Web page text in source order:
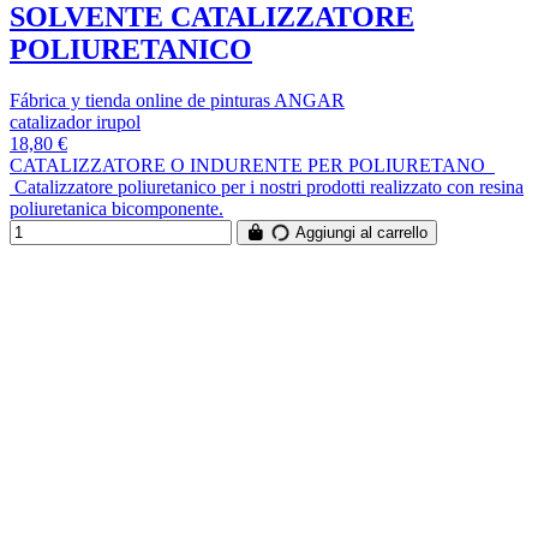
SOLVENTE CATALIZZATORE
POLIURETANICO
Fábrica y tienda online de pinturas ANGAR
catalizador irupol
18,80 €
CATALIZZATORE O INDURENTE PER POLIURETANO
Catalizzatore poliuretanico per i nostri prodotti realizzato con resina
poliuretanica bicomponente.
Aggiungi al carrello